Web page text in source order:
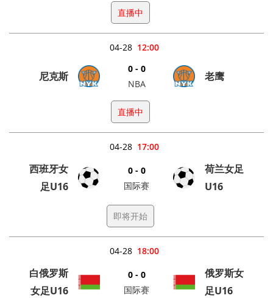
直播中
12:00
04-28
尼克斯
0 - 0
NBA
老鹰
直播中
17:00
04-28
西班牙女
足U16
0 - 0
国际赛
荷兰女足
U16
即将开始
18:00
04-28
白俄罗斯
女足U16
0 - 0
国际赛
俄罗斯女
足U16